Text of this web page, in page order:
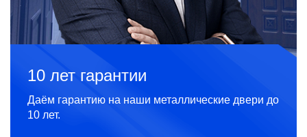
10 лет гарантии
Даём гарантию на наши металлические двери до
10 лет.